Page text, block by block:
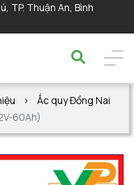
TP. Thuận An, Bình
Ắc quy Đồng Nai
60Ah)